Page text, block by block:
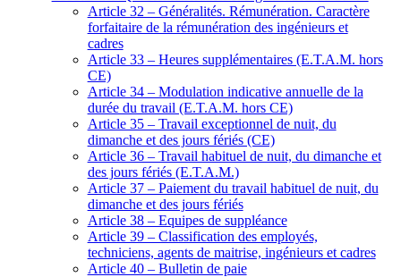
Article 32 – Généralités. Rémunération. Caractère
forfaitaire de la rémunération des ingénieurs et
cadres
Article 33 – Heures supplémentaires (E.T.A.M. hors
CE)
Article 34 – Modulation indicative annuelle de la
durée du travail (E.T.A.M. hors CE)
Article 35 – Travail exceptionnel de nuit, du
dimanche et des jours fériés (CE)
Article 36 – Travail habituel de nuit, du dimanche et
des jours fériés (E.T.A.M.)
Article 37 – Paiement du travail habituel de nuit, du
dimanche et des jours fériés
Article 38 – Equipes de suppléance
Article 39 – Classification des employés,
techniciens, agents de maitrise, ingénieurs et cadres
Article 40 – Bulletin de paie